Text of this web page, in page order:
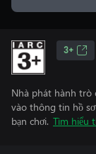
3+
Nhà phát hành trò
vào thông tin hồ
bạn chơi. Tìm hiểu